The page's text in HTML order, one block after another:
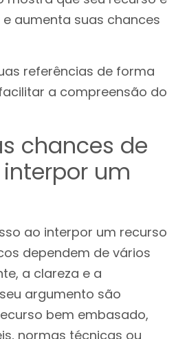
aumenta suas chances
referências de forma
a compreensão do
chances de
um
ao interpor um recurso
dependem de vários
a clareza e a
argumento são
bem embasado,
normas técnicas ou